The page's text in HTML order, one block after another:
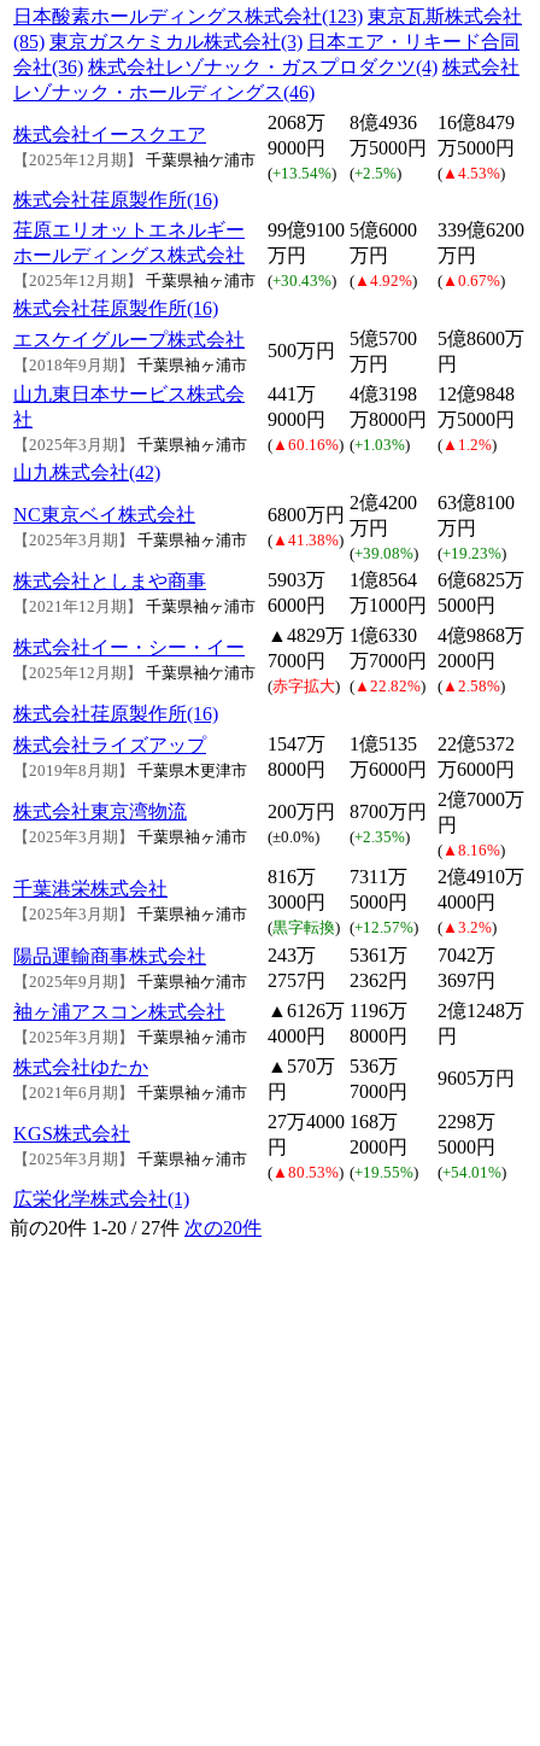
日本酸素ホールディングス株式会社(123) 東京瓦斯株式会社
(85) 東京ガスケミカル株式会社(3) 日本エア・リキード合同
会社(36) 株式会社レゾナック・ガスプロダクツ(4) 株式会社
レゾナック・ホールディングス(46)
株式会社イースクエア
【2025年12月期】 千葉県袖ケ浦市
2068万
9000円
(+13.54%)
8億4936
万5000円
(+2.5%)
16億8479
万5000円
( ▲4.53%)
株式会社荏原製作所(16)
荏原エリオットエネルギー
ホールディングス株式会社
【2025年12月期】 千葉県袖ヶ浦市
99億9100
万円
(+30.43%)
5億6000
万円
( ▲4.92%)
339億6200
万円
( ▲0.67%)
株式会社荏原製作所(16)
エスケイグループ株式会社
【2018年9月期】 千葉県袖ヶ浦市
500万円
5億5700
万円
5億8600万
円
山九東日本サービス株式会
社
【2025年3月期】 千葉県袖ヶ浦市
441万
9000円
( ▲60.16%)
4億3198
万8000円
(+1.03%)
12億9848
万5000円
( ▲1.2%)
山九株式会社(42)
NC東京ベイ株式会社
【2025年3月期】 千葉県袖ヶ浦市
6800万円
( ▲41.38%)
2億4200
万円
(+39.08%)
63億8100
万円
(+19.23%)
株式会社としまや商事
【2021年12月期】 千葉県袖ヶ浦市
5903万
6000円
1億8564
万1000円
6億6825万
5000円
株式会社イー・シー・イー
【2025年12月期】 千葉県袖ケ浦市
▲4829万
7000円
(赤字拡大)
1億6330
万7000円
( ▲22.82%)
4億9868万
2000円
( ▲2.58%)
株式会社荏原製作所(16)
株式会社ライズアップ
【2019年8月期】 千葉県木更津市
1547万
8000円
1億5135
万6000円
22億5372
万6000円
株式会社東京湾物流
【2025年3月期】 千葉県袖ヶ浦市
200万円
(±0.0%)
8700万円
(+2.35%)
2億7000万
円
( ▲8.16%)
千葉港栄株式会社
【2025年3月期】 千葉県袖ヶ浦市
816万
3000円
(黒字転換)
7311万
5000円
(+12.57%)
2億4910万
4000円
( ▲3.2%)
陽品運輸商事株式会社
【2025年9月期】 千葉県袖ケ浦市
243万
2757円
5361万
2362円
7042万
3697円
袖ヶ浦アスコン株式会社
【2025年3月期】 千葉県袖ヶ浦市
▲6126万
4000円
1196万
8000円
2億1248万
円
株式会社ゆたか
【2021年6月期】 千葉県袖ヶ浦市
▲570万
円
536万
7000円
9605万円
KGS株式会社
【2025年3月期】 千葉県袖ヶ浦市
27万4000
円
( ▲80.53%)
168万
2000円
(+19.55%)
2298万
5000円
(+54.01%)
広栄化学株式会社(1)
前の20件 1-20 / 27件 次の20件